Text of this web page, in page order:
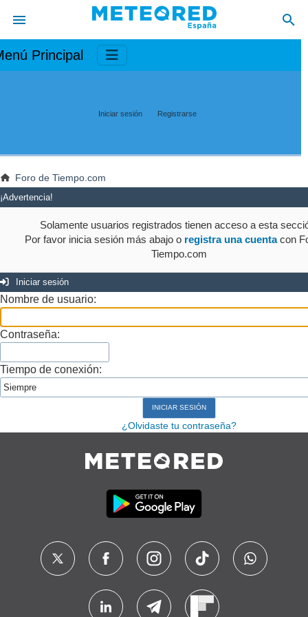
Principal
Iniciar sesión Registrarse
Foro de Tiempo.com
¡Advertencia!
Solamente usuarios registrados tienen acceso a esta
Por favor inicia sesión más abajo o registra una cuentacon
Tiempo.com
Iniciar sesión
Nombre de usuario:
Contraseña:
Tiempo de conexión:
¿Olvidaste tu contraseña?